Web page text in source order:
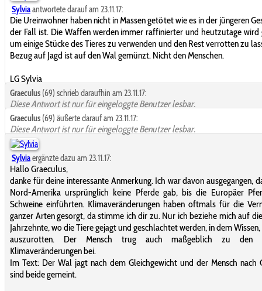
Sylviaantwortete darauf am 23.11.17:
Die Ureinwohner haben nicht in Massen getötet wie es in der jüngeren
der Fall ist. Die Waffen werden immer raffinierter und heutzutage wird
um einige Stücke des Tieres zu verwenden und den Rest verrotten zu
Bezug auf Jagd ist auf den Wal gemünzt. Nicht den Menschen.
LG Sylvia
Graeculus (69) schrieb daraufhin am 23.11.17:
Diese Antwort ist nur für eingeloggte Benutzer lesbar.
Graeculus (69) äußerte darauf am 23.11.17:
Diese Antwort ist nur für eingeloggte Benutzer lesbar.
Sylviaergänzte dazu am 23.11.17:
Hallo Graeculus,
danke für deine interessante Anmerkung. Ich war davon ausgegangen,
Nord-Amerika ursprünglich keine Pferde gab, bis die Europäer
Schweine einführten. Klimaveränderungen haben oftmals für die
ganzer Arten gesorgt, da stimme ich dir zu. Nur ich beziehe mich auf
Jahrzehnte, wo die Tiere gejagt und geschlachtet werden, in dem
auszurotten. Der Mensch trug auch maßgeblich zu den
Klimaveränderungen bei.
Im Text: Der Wal jagt nach dem Gleichgewicht und der Mensch nach
sind beide gemeint.